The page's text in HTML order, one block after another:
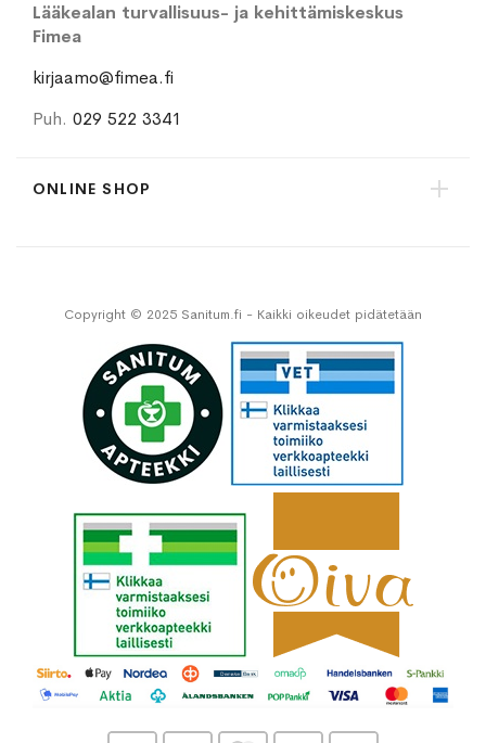
Lääkealan turvallisuus- ja kehittämiskeskus
Fimea
kirjaamo@fimea.fi
Puh. 029 522 3341
ONLINE SHOP
Copyright © 2025 Sanitum.fi - Kaikki oikeudet pidätetään